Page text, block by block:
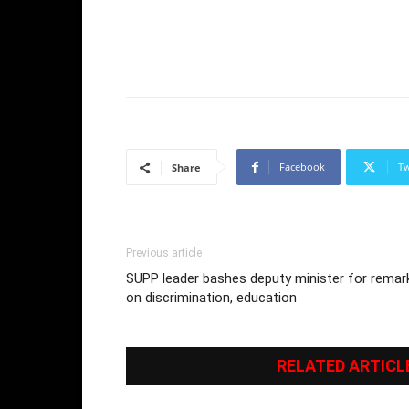
Share Facebook
Previous article
SUPP leader bashes deputy minister for
on discrimination, education
RELATED